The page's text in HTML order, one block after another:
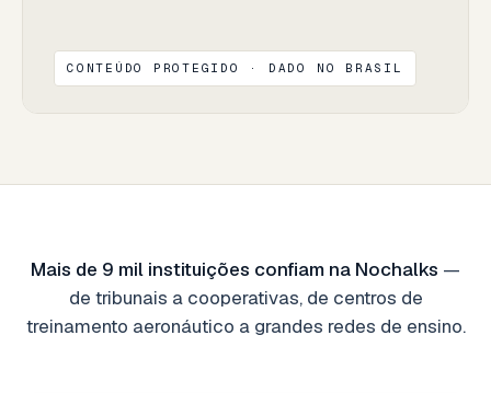
CONTEÚDO PROTEGIDO · DADO NO BRASIL
Mais de 9 mil instituições confiam na Nochalks —
de tribunais a cooperativas, de centros de
treinamento aeronáutico a grandes redes de ensino.